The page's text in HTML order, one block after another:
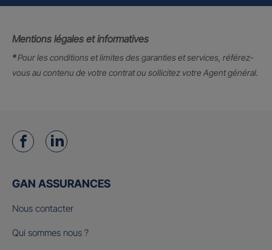
Mentions légales et informatives
*Pour les conditions et limites des garanties et services, référez-
vous au contenu de votre contrat ou sollicitez votre Agent général.
GAN ASSURANCES
Nous contacter
Qui sommes nous ?